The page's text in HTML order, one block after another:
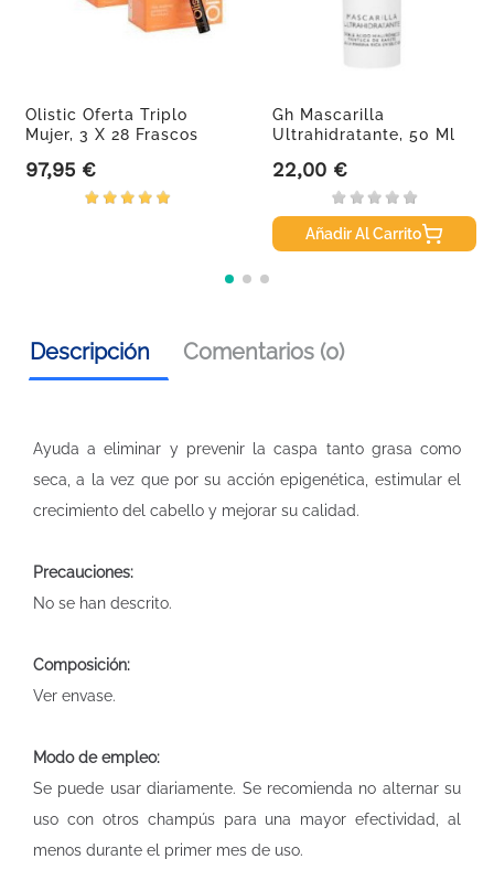
Olistic Oferta Triplo
Mujer, 3 X 28 Frascos
Precio
97,95 €
Gh Mascarilla
Ultrahidratante, 50 Ml
Precio
22,00 €
Añadir Al Carrito
Descripción Comentarios (0)
Ayuda a eliminar y prevenir la caspa tanto grasa como
seca, a la vez que por su acción epigenética, estimular el
crecimiento del cabello y mejorar su calidad.
Precauciones:
No se han descrito.
Composición:
Ver envase.
Modo de empleo:
Se puede usar diariamente. Se recomienda no alternar su
uso con otros champús para una mayor efectividad, al
menos durante el primer mes de uso.